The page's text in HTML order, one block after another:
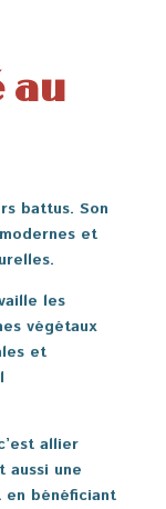
au
battus. Son
et
les
végétaux
et
allier
aussi une
bénéficiant